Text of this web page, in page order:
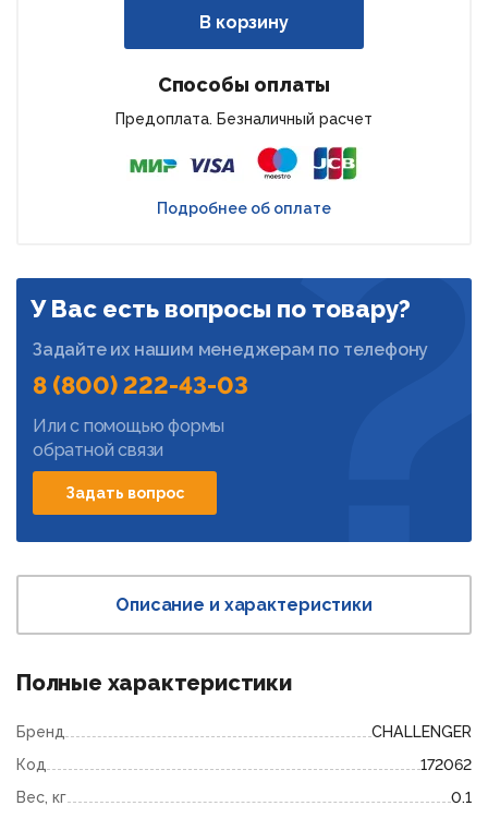
В корзину
Способы оплаты
Предоплата. Безналичный расчет
Подробнее об оплате
У Вас есть вопросы по товару?
Задайте их нашим менеджерам по телефону
8 (800) 222-43-03
Или с помощью формы
обратной связи
Задать вопрос
Описание и характеристики
Полные характеристики
Бренд
CHALLENGER
Код
172062
Вес, кг
0.1